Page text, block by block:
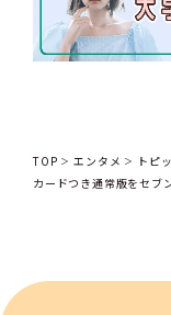
TOP エンタメ トピ
カードつき通常版をセブ